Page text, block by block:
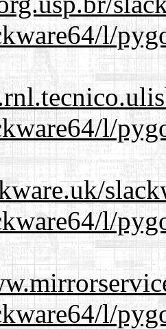
l/
l/
l/
l/